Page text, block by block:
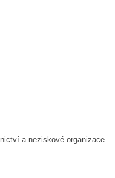
a neziskové organizace